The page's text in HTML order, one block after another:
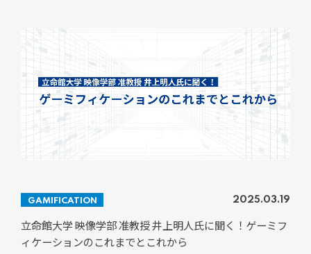
GAMIFICATION 2025.03.19
立命館大学 映像学部 准教授 井上明人氏に聞く！ゲーミフ
ィケーションのこれまでとこれから